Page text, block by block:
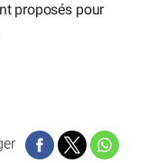
proposés pour